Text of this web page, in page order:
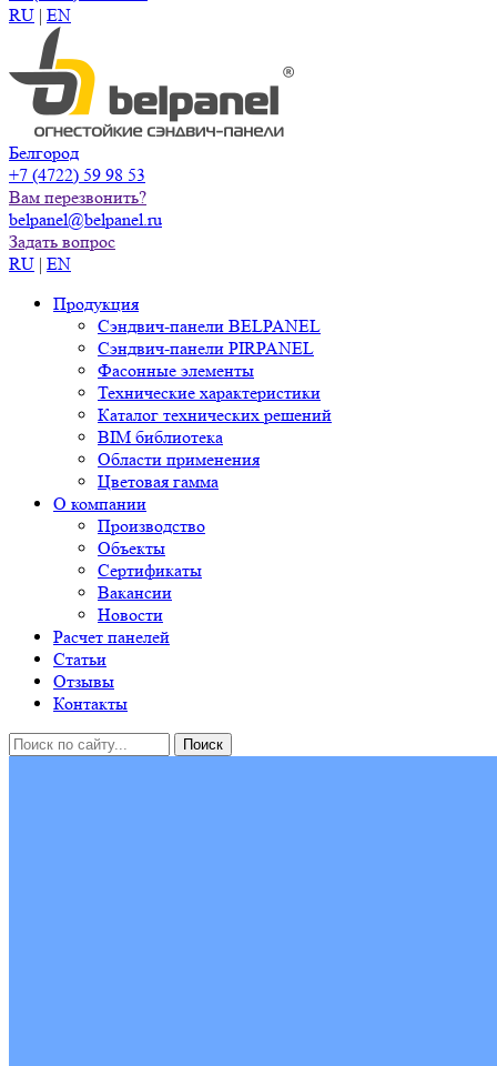
RU | EN
Белгород
+7 (4722) 59 98 53
Вам перезвонить?
belpanel@belpanel.ru
Задать вопрос
RU | EN
Продукция
Сэндвич-панели BELPANEL
Сэндвич-панели PIRPANEL
Фасонные элементы
Технические характеристики
Каталог технических решений
BIM библиотека
Области применения
Цветовая гамма
О компании
Производство
Объекты
Сертификаты
Вакансии
Новости
Расчет панелей
Статьи
Отзывы
Контакты